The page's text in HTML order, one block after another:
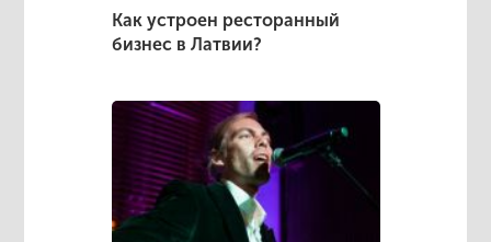
Как устроен ресторанный
бизнес в Латвии?